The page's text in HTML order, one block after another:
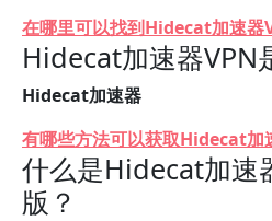
在哪里可以找到Hidecat加速器
Hidecat加速器VPN
Hidecat加速器
有哪些方法可以获取Hidecat加
什么是Hidecat加速
版？